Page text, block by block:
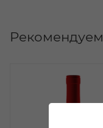
Рекомендуем